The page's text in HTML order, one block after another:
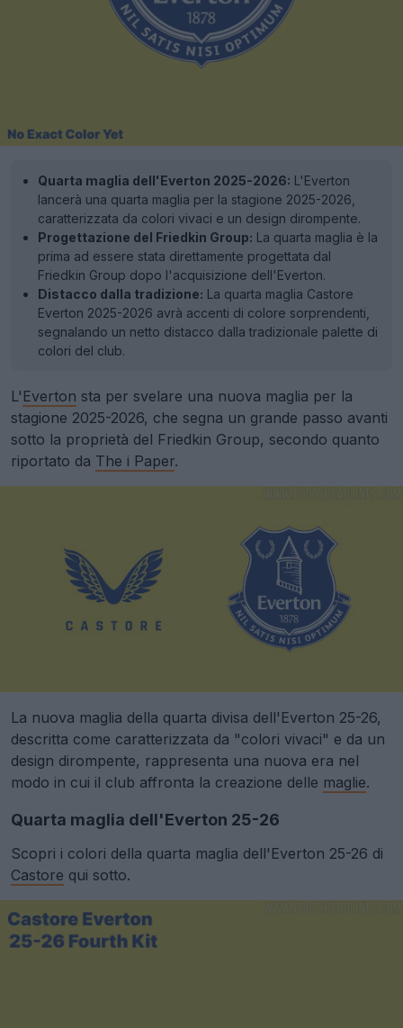
Quarta maglia dell'Everton 2025-2026: L'Everton
lancerà una quarta maglia per la stagione 2025-2026,
caratterizzata da colori vivaci e un design dirompente.
Progettazione del Friedkin Group: La quarta maglia è la
prima ad essere stata direttamente progettata dal
Friedkin Group dopo l'acquisizione dell'Everton.
Distacco dalla tradizione: La quarta maglia Castore
Everton 2025-2026 avrà accenti di colore sorprendenti,
segnalando un netto distacco dalla tradizionale palette di
colori del club.
L' Everton sta per svelare una nuova maglia per la
stagione 2025-2026, che segna un grande passo avanti
sotto la proprietà del Friedkin Group, secondo quanto
riportato da The i Paper.
La nuova maglia della quarta divisa dell'Everton 25-26,
descritta come caratterizzata da "colori vivaci" e da un
design dirompente, rappresenta una nuova era nel
modo in cui il club affronta la creazione delle maglie.
Quarta maglia dell'Everton 25-26
Scopri i colori della quarta maglia dell'Everton 25-26 di
Castore qui sotto.